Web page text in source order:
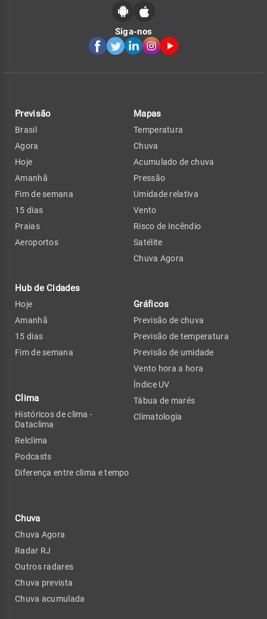
Siga-nos
Previsão
Brasil
Agora
Hoje
Amanhã
Fim de semana
15 dias
Praias
Aeroportos
Hub de Cidades
Hoje
Amanhã
15 dias
Fim de semana
Clima
Históricos de clima -
Dataclima
Relclima
Podcasts
Diferença entre clima e tempo
Chuva
Chuva Agora
Radar RJ
Outros radares
Chuva prevista
Chuva acumulada
Mapas
Temperatura
Chuva
Acumulado de chuva
Pressão
Umidade relativa
Vento
Risco de Incêndio
Satélite
Chuva Agora
Gráficos
Previsão de chuva
Previsão de temperatura
Previsão de umidade
Vento hora a hora
Índice UV
Tábua de marés
Climatologia